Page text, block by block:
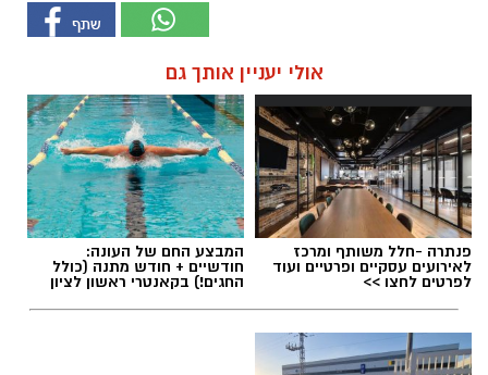
אולי יעניין אותך גם
פנתרה -חלל משותף ומרכז
לאירועים עסקיים ופרטיים ועוד
לפרטים לחצו >>
המבצע החם של העונה:
חודשיים + חודש מתנה (כולל
החגים!) בקאנטרי ראשון לציון